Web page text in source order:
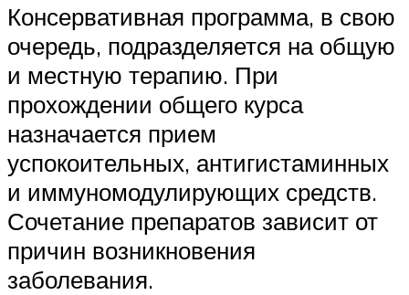
Консервативная программа, в свою
очередь, подразделяется на общую
и местную терапию. При
прохождении общего курса
назначается прием
успокоительных, антигистаминных
и иммуномодулирующих средств.
Сочетание препаратов зависит от
причин возникновения
заболевания.